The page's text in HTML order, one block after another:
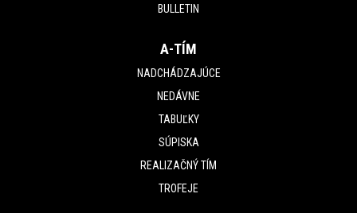
BULLETIN
A-TÍM
NADCHÁDZAJÚCE
NEDÁVNE
TABUĽKY
SÚPISKA
REALIZAČNÝ TÍM
TROFEJE